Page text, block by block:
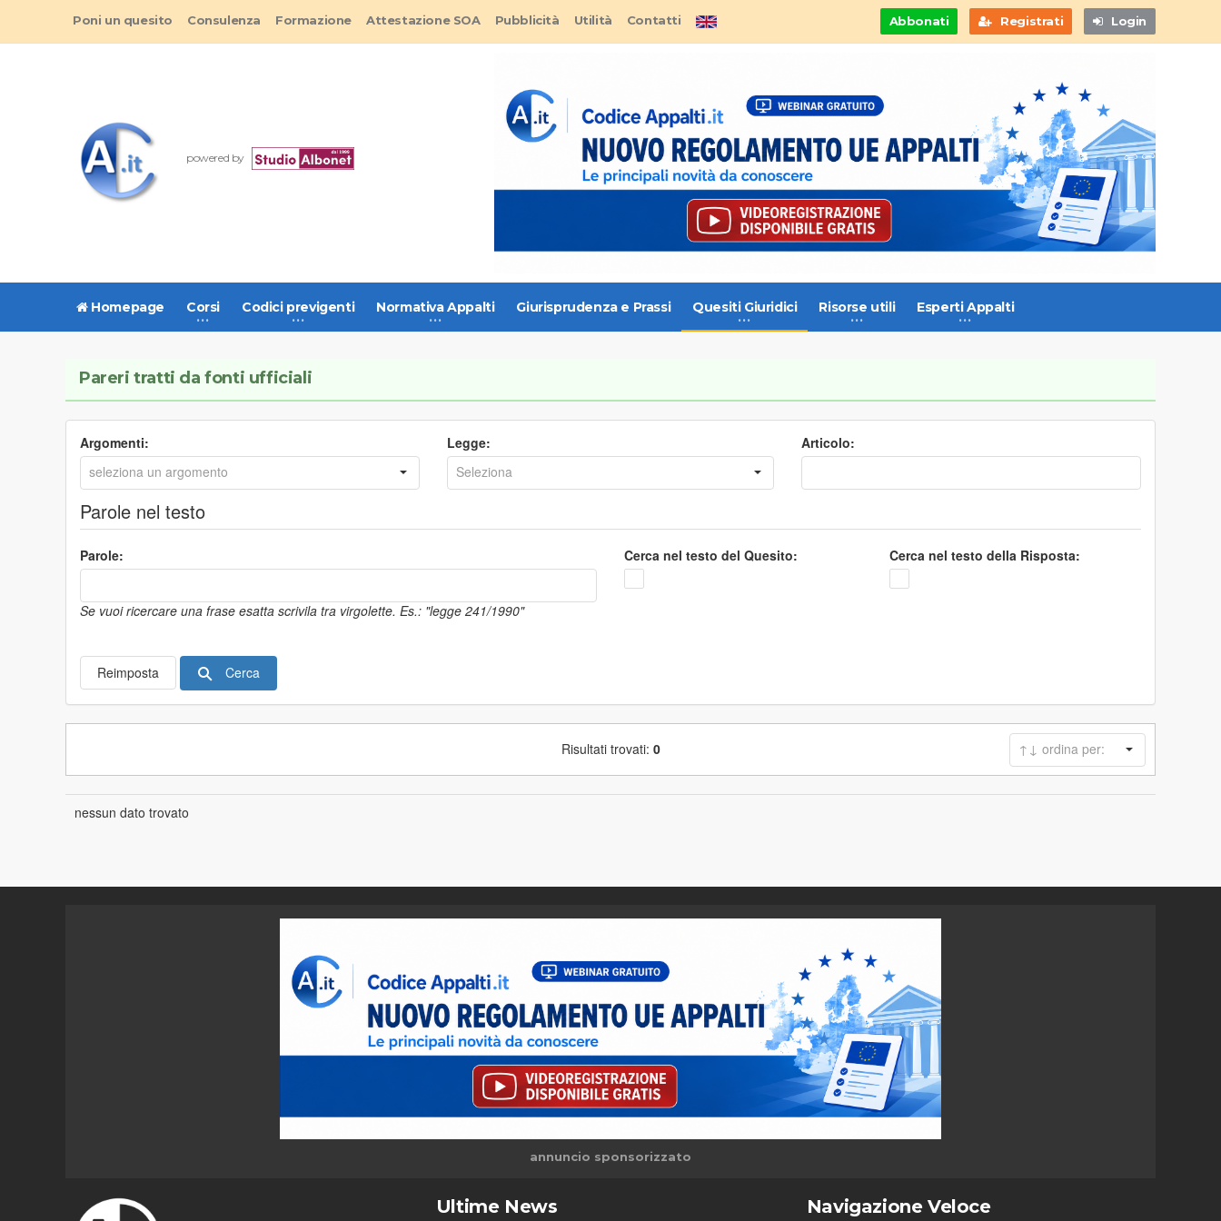
Abbonati Registrati Login
Poni un quesito Consulenza Formazione Attestazione SOA Pubblicità Utilità Contatti
powered by
Homepage Corsi Codici previgenti Normativa Appalti Giurisprudenza e Prassi Quesiti Giuridici Risorse utili Esperti Appalti
Pareri tratti da fonti ufficiali
Argomenti: Legge: Articolo:
Parole nel testo
Parole:
Se vuoi ricercare una frase esatta scrivila tra virgolette. Es.: "legge 241/1990"
Cerca nel testo del Quesito: Cerca nel testo della Risposta:
Reimposta Cerca
Risultati trovati: 0
nessun dato trovato
annuncio sponsorizzato
Ultime News Navigazione Veloce